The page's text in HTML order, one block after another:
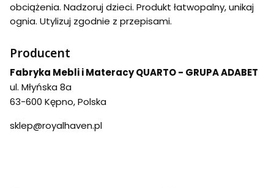
obciążenia. Nadzoruj dzieci. Produkt łatwopalny, unikaj
ognia. Utylizuj zgodnie z przepisami.
Producent
Fabryka Mebli i Materacy QUARTO - GRUPA ADABET
ul. Młyńska 8a
63-600 Kępno, Polska
sklep@royalhaven.pl